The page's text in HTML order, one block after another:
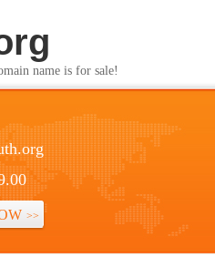
name is for sale!
>>